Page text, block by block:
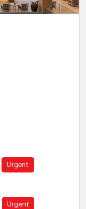
Urgent
Urgent